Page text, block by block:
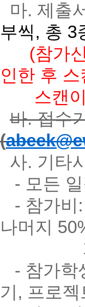
마. 제출
부씩, 총 3
(참가
인한 후
스캔이
바. 접수
(
사. 기타
- 모든 일
- 참가비:
나머지
개인
- 참가학
기, 프로